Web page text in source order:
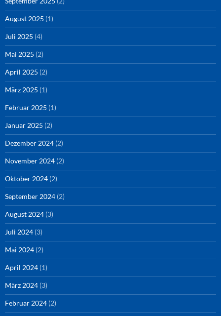
August 2025 (1)
Juli 2025 (4)
Mai 2025 (2)
April 2025 (2)
März 2025 (1)
Februar 2025 (1)
Januar 2025 (2)
Dezember 2024 (2)
November 2024 (2)
Oktober 2024 (2)
September 2024 (2)
August 2024 (3)
Juli 2024 (3)
Mai 2024 (2)
April 2024 (1)
März 2024 (3)
Februar 2024 (2)